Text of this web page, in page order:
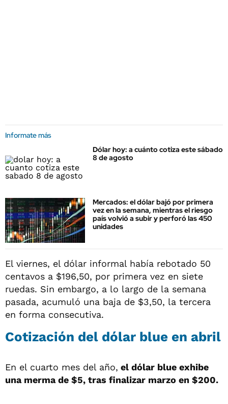
Informate más
Dólar hoy: a cuánto cotiza este sábado
8 de agosto
Mercados: el dólar bajó por primera
vez en la semana, mientras el riesgo
país volvió a subir y perforó las 450
unidades
El viernes, el dólar informal había rebotado 50
centavos a $196,50, por primera vez en siete
ruedas. Sin embargo, a lo largo de la semana
pasada, acumuló una baja de $3,50, la tercera
en forma consecutiva.
Cotización del dólar blue en abril
En el cuarto mes del año, el dólar blue exhibe
una merma de $5, tras finalizar marzo en $200.